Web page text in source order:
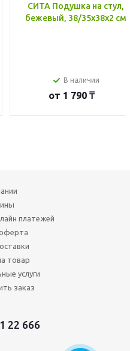
СИТА Подушка на стул,
бежевый, 38/35x38x2 см
В наличии
от 1 790 ₸
платежей
товар
услуги
заказ
22 666